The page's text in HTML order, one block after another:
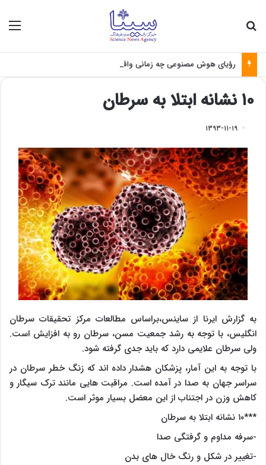
رؤیای هوش مصنوعی چه زمانی واقعی می‌شود؟
۱۰ نشانه ابتلا به سرطان
۱۳۹۳-۱۱-۱۹
به گزارش ایرنا از ساینس،براساس مطالعات مرکز تحقیقات سرطان
انگلیس، با توجه به رشد جمعیت مسن، سرطان رو به افزایش است.
ولی سرطان علایمی دارد که باید جدی گرفته شود.
با توجه به این آمار، پزشکان هشدار داده اند که زنگ خطر سرطان در
سراسر جهان به صدا در آمده است. مراقبت هایی مانند ترک سیگار و
کاهش وزن در اجتناب از این معضل بسیار موثر است.
***۱۰ نشانه ابتلا به سرطان
-سرفه مداوم و گرفتگی صدا
-تغییر در شکل و رنگ خال های بدن